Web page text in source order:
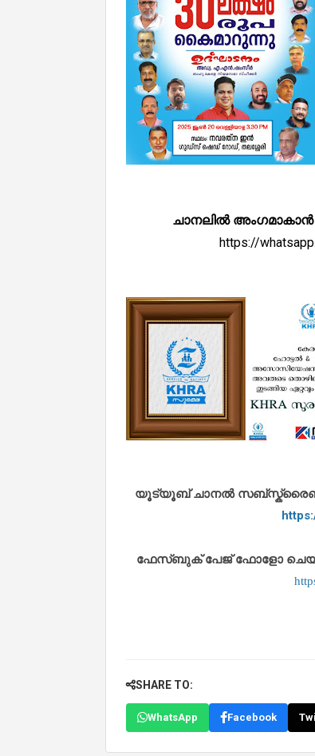
ചാനലിൽ അംഗമാകാൻ
https://
യൂട്യൂബ് ചാനൽ സബ്സ്ക്രൈബ്
ഫേസ്ബുക് പേജ് ഫോളോ
SHARE TO:
WhatsApp Facebook